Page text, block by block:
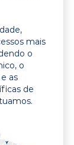
mais
o
o
as
de